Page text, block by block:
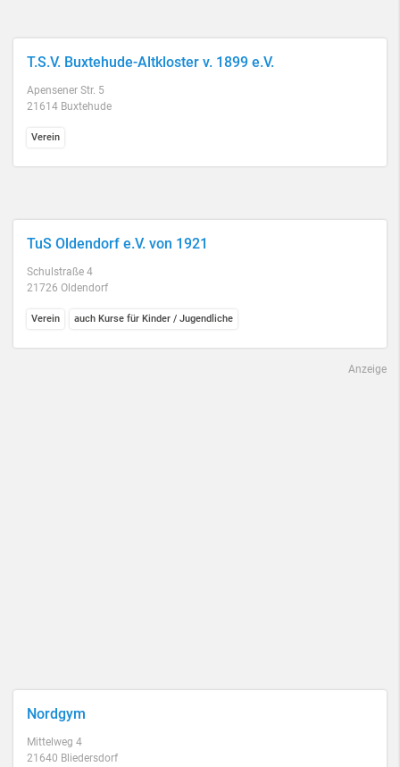
T.S.V. Buxtehude-Altkloster v. 1899 e.V.
Apensener Str. 5
21614 Buxtehude
Verein
TuS Oldendorf e.V. von 1921
Schulstraße 4
21726 Oldendorf
Verein auch Kurse für Kinder / Jugendliche
Anzeige
Nordgym
Mittelweg 4
21640 Bliedersdorf